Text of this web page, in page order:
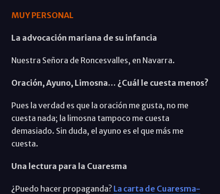
MUY PERSONAL
La advocación mariana de su infancia
Nuestra Señora de Roncesvalles, en Navarra.
Oración, Ayuno, Limosna… ¿Cuál le cuesta menos?
Pues la verdad es que la oración me gusta, no me
cuesta nada; la limosna tampoco me cuesta
demasiado. Sin duda, el ayuno es el que más me
cuesta.
Una lectura para la Cuaresma
¿Puedo hacer propaganda? La carta de Cuaresma-